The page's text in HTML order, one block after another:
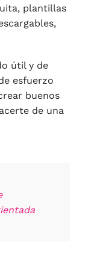
plantillas
útil y de
esfuerzo
buenos
de una